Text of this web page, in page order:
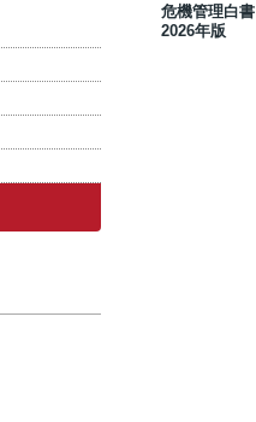
危機管理白書
2026年版